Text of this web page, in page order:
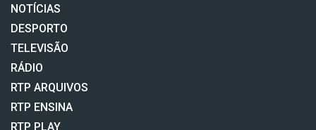
NOTÍCIAS
DESPORTO
TELEVISÃO
RÁDIO
RTP ARQUIVOS
RTP ENSINA
RTP PLAY